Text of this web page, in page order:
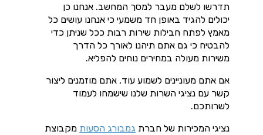
תדרשו לשלם מעבר למסך המחשב. אנחנו כן
יכולים להגיד באופן חד משמעי כי אנחנו עושים כל
מאמץ לפתח חבילות שירות רבות ככל שניתן כדי
להבטיח כי גם אתם תיהנו לאורך כל הדרך
משירות מעולה במחירים נוחים להפליא.
אם אתם מעוניינים לשמוע עוד, אתם מוזמנים ליצור
קשר עם נציגי השרות שלנו שישמחו לעמוד
לשרותכם.
נציגי המכירות של חברת גמבורג הסעות מקבוצת